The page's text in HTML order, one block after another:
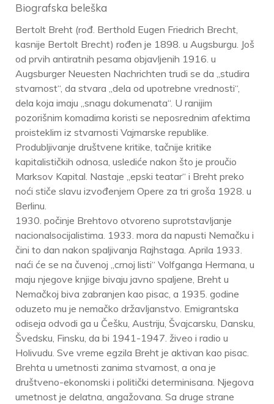
Biografska beleška
Bertolt Breht (rođ. Berthold Eugen Friedrich Brecht,
kasnije Bertolt Brecht) rođen je 1898. u Augsburgu. Još
od prvih antiratnih pesama objavljenih 1916. u
Augsburger Neuesten Nachrichten trudi se da „studira
stvarnost“, da stvara „dela od upotrebne vrednosti“,
dela koja imaju „snagu dokumenata“. U ranijim
pozorišnim komadima koristi se neposrednim afektima
proisteklim iz stvarnosti Vajmarske republike.
Produbljivanje društvene kritike, tačnije kritike
kapitalističkih odnosa, uslediće nakon što je proučio
Marksov Kapital. Nastaje „epski teatar“ i Breht preko
noći stiče slavu izvođenjem Opere za tri groša 1928. u
Berlinu.
1930. počinje Brehtovo otvoreno suprotstavljanje
nacionalsocijalistima. 1933. mora da napusti Nemačku i
čini to dan nakon spaljivanja Rajhstaga. Aprila 1933.
naći će se na čuvenoj „crnoj listi“ Volfganga Hermana, u
maju njegove knjige bivaju javno spaljene, Breht u
Nemačkoj biva zabranjen kao pisac, a 1935. godine
oduzeto mu je nemačko državljanstvo. Emigrantska
odiseja odvodi ga u Češku, Austriju, Švajcarsku, Dansku,
Švedsku, Finsku, da bi 1941-1947. živeo i radio u
Holivudu. Sve vreme egzila Breht je aktivan kao pisac.
Brehta u umetnosti zanima stvarnost, a ona je
društveno-ekonomski i politički determinisana. Njegova
umetnost je delatna, angažovana. Sa druge strane